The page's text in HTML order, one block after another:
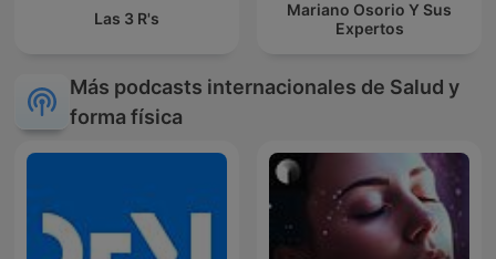
Las 3 R's
Mariano Osorio Y Sus
Expertos
Más podcasts internacionales de Salud y
forma física